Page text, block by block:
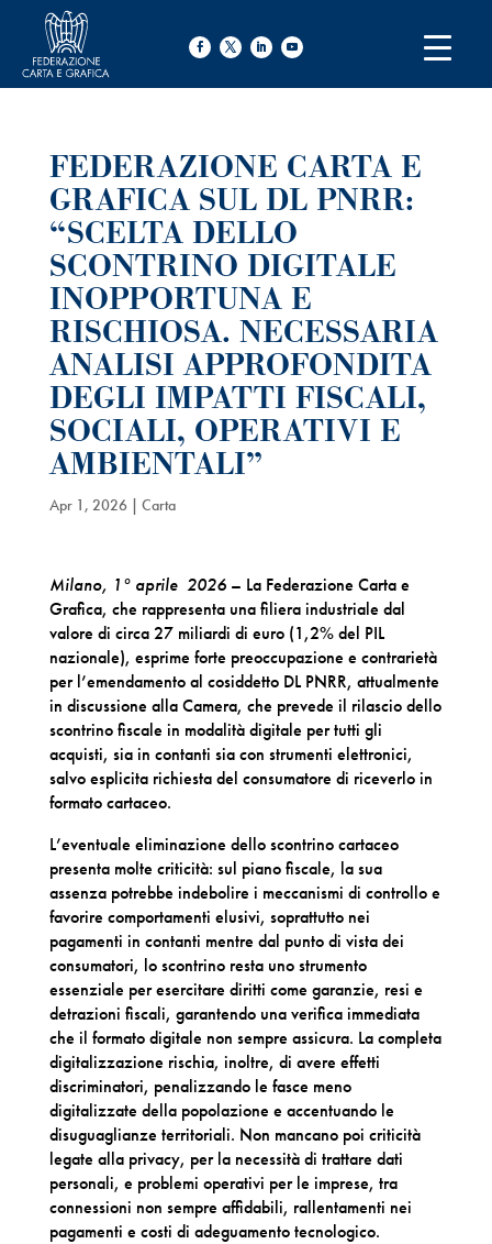
FEDERAZIONE CARTA E
GRAFICA SUL DL PNRR:
“SCELTA DELLO
SCONTRINO DIGITALE
INOPPORTUNA E
RISCHIOSA. NECESSARIA
ANALISI APPROFONDITA
DEGLI IMPATTI FISCALI,
SOCIALI, OPERATIVI E
AMBIENTALI”
Apr 1, 2026| Carta
Milano, 1° aprile 2026 – La Federazione Carta e
Grafica, che rappresenta una filiera industriale dal
valore di circa 27 miliardi di euro (1,2% del PIL
nazionale), esprime forte preoccupazione e contrarietà
per l’emendamento al cosiddetto DL PNRR, attualmente
in discussione alla Camera, che prevede il rilascio dello
scontrino fiscale in modalità digitale per tutti gli
acquisti, sia in contanti sia con strumenti elettronici,
salvo esplicita richiesta del consumatore di riceverlo in
formato cartaceo.
L’eventuale eliminazione dello scontrino cartaceo
presenta molte criticità: sul piano fiscale, la sua
assenza potrebbe indebolire i meccanismi di controllo e
favorire comportamenti elusivi, soprattutto nei
pagamenti in contanti mentre dal punto di vista dei
consumatori, lo scontrino resta uno strumento
essenziale per esercitare diritti come garanzie, resi e
detrazioni fiscali, garantendo una verifica immediata
che il formato digitale non sempre assicura. La completa
digitalizzazione rischia, inoltre, di avere effetti
discriminatori, penalizzando le fasce meno
digitalizzate della popolazione e accentuando le
disuguaglianze territoriali. Non mancano poi criticità
legate alla privacy, per la necessità di trattare dati
personali, e problemi operativi per le imprese, tra
connessioni non sempre affidabili, rallentamenti nei
pagamenti e costi di adeguamento tecnologico.